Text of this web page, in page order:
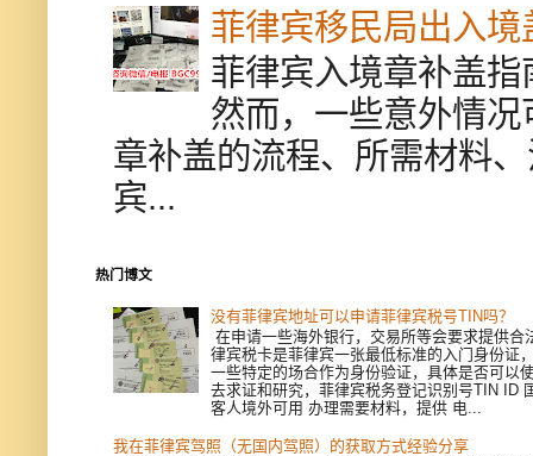
菲律宾移民局出入
菲律宾入境章补盖
然而，一些意外情
章补盖的流程、所需材料
宾...
热门博文
没有菲律宾地址可以申请菲律宾税号TIN吗？
在申请一些海外银行，交易所等会要求提供合
律宾税卡是菲律宾一张最低标准的入门身份证
一些特定的场合作为身份验证，具体是否可以
去求证和研究，菲律宾税务登记识别号TIN ID
客人境外可用 办理需要材料，提供 电...
我在菲律宾驾照（无国内驾照）的获取方式经验分享